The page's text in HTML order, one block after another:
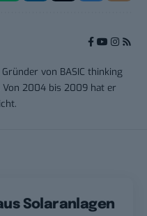
von BASIC thinking
Von 2004 bis 2009 hat er
Solaranlagen